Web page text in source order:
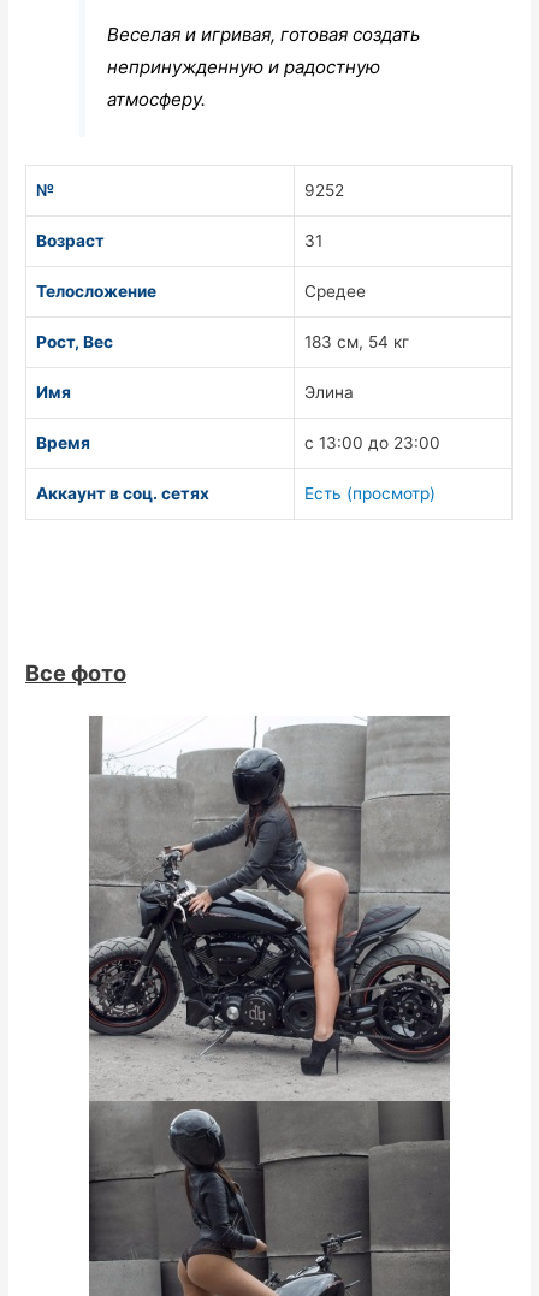
Веселая и игривая, готовая создать
непринужденную и радостную
атмосферу.
№ 9252
Возраст 31
Телосложение Средее
Рост, Вес 183 см, 54 кг
Имя Элина
Время с 13:00 до 23:00
Аккаунт в соц. сетях Есть (просмотр)
Все фото